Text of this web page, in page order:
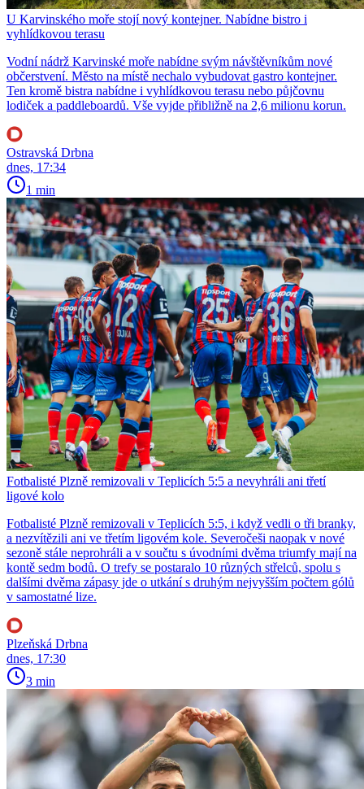
U Karvinského moře stojí nový kontejner. Nabídne bistro i
vyhlídkovou terasu
Vodní nádrž Karvinské moře nabídne svým návštěvníkům nové
občerstvení. Město na místě nechalo vybudovat gastro kontejner.
Ten kromě bistra nabídne i vyhlídkovou terasu nebo půjčovnu
lodiček a paddleboardů. Vše vyjde přibližně na 2,6 milionu korun.
Ostravská Drbna
dnes, 17:34
1 min
Fotbalisté Plzně remizovali v Teplicích 5:5 a nevyhráli ani třetí
ligové kolo
Fotbalisté Plzně remizovali v Teplicích 5:5, i když vedli o tři branky,
a nezvítězili ani ve třetím ligovém kole. Severočeši naopak v nové
sezoně stále neprohráli a v součtu s úvodními dvěma triumfy mají na
kontě sedm bodů. O trefy se postaralo 10 různých střelců, spolu s
dalšími dvěma zápasy jde o utkání s druhým nejvyšším počtem gólů
v samostatné lize.
Plzeňská Drbna
dnes, 17:30
3 min